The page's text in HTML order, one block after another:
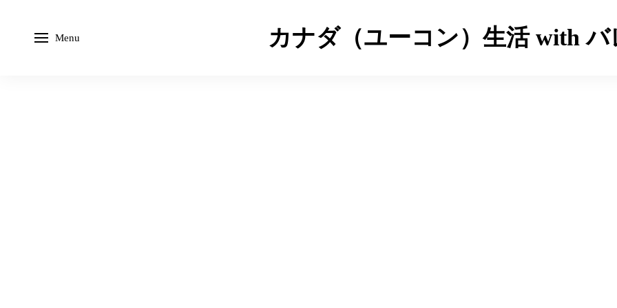
Menu カナダ（ユーコン）生活 with バ